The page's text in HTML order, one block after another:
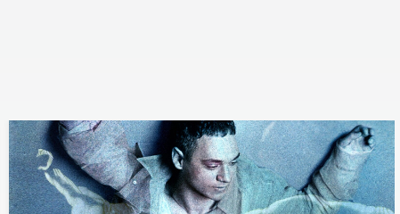
trascinante.